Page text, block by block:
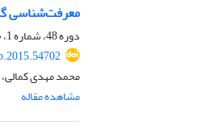
معرفت‌شناسی
دوره 48، شماره 1، خرداد 1394، صفحه
محمد مهدی کمالی،
مشاهده مقاله